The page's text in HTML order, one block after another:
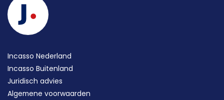
Incasso Nederland
Incasso Buitenland
Juridisch advies
Algemene voorwaarden